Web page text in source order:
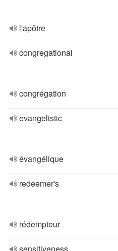
l'apôtre
congregational
congrégation
evangelistic
évangélique
redeemer's
rédempteur